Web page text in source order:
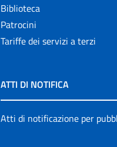
Biblioteca
Patrocini
Tariffe dei servizi a terzi
ATTI DI NOTIFICA
Atti di notificazione per